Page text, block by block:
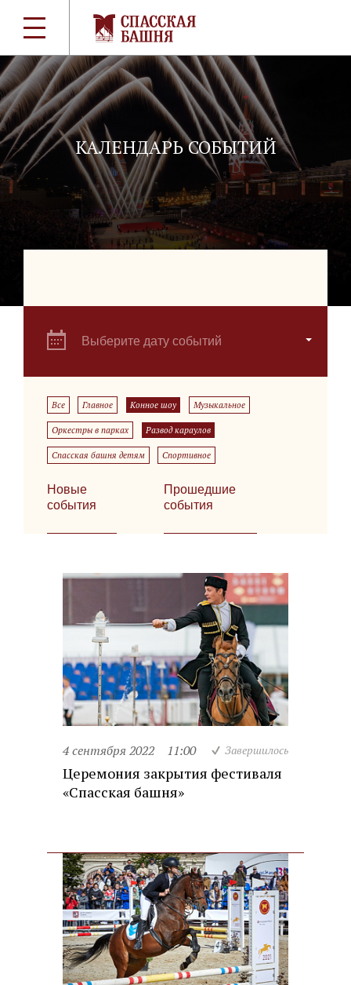
КАЛЕНДАРЬ СОБЫТИЙ
Выберите дату событий
Все Главное Конное шоу Музыкальное
Оркестры в парках Развод караулов
Спасская башня детям Спортивное
Новые
события
Прошедшие
события
4 сентября 2022 11:00 Завершилось
Церемония закрытия фестиваля
«Спасская башня»